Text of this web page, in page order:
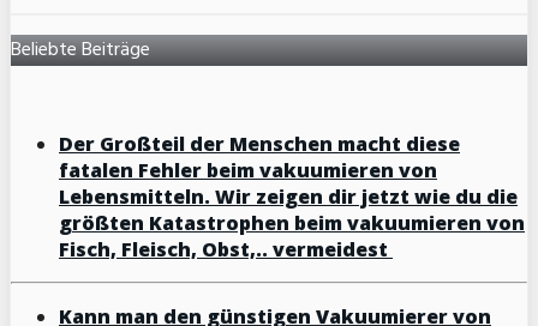
Beliebte Beiträge
Der Großteil der Menschen macht diese
fatalen Fehler beim vakuumieren von
Lebensmitteln. Wir zeigen dir jetzt wie du die
größten Katastrophen beim vakuumieren von
Fisch, Fleisch, Obst,.. vermeidest
Kann man den günstigen Vakuumierer von